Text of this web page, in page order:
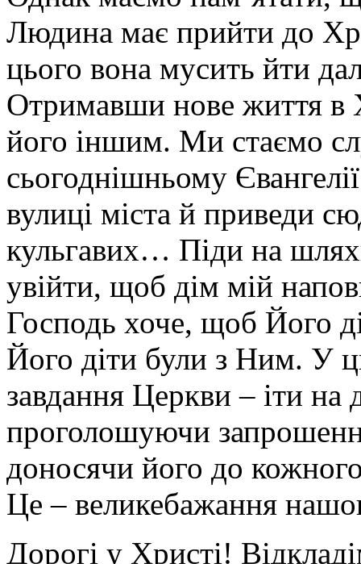
Людина має прийти до
цього вона мусить йти
Отримавши нове життя в
його іншим. Ми стаємо
сьогоднішньому
вулиці міста й приведи
кульгавих… Піди на
увійти, щоб дім мій
Господь хоче, щоб Його
Його діти були з Ним. У
завдання Церкви – іти на
проголошуючи
доносячи його до
Це – великебажання
Дорогі у Христі!